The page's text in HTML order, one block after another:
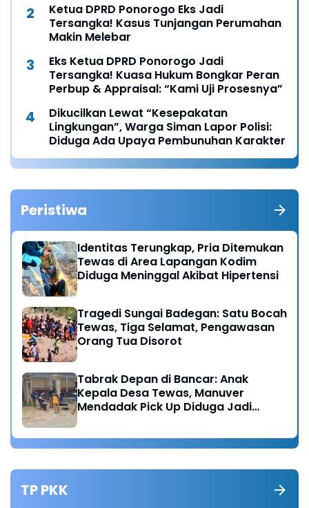
Ketua DPRD Ponorogo Eks Jadi
Tersangka! Kasus Tunjangan Perumahan
Makin Melebar
Eks Ketua DPRD Ponorogo Jadi
Tersangka! Kuasa Hukum Bongkar Peran
Perbup & Appraisal: “Kami Uji Prosesnya”
Dikucilkan Lewat “Kesepakatan
Lingkungan”, Warga Siman Lapor Polisi:
Diduga Ada Upaya Pembunuhan Karakter
Peristiwa
Identitas Terungkap, Pria Ditemukan
Tewas di Area Lapangan Kodim
Diduga Meninggal Akibat Hipertensi
Tragedi Sungai Badegan: Satu Bocah
Tewas, Tiga Selamat, Pengawasan
Orang Tua Disorot
Tabrak Depan di Bancar: Anak
Kepala Desa Tewas, Manuver
Mendadak Pick Up Diduga Jadi
TP PKK